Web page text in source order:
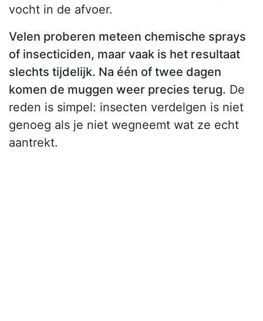
vocht in de afvoer.
Velen proberen meteen chemische sprays
of insecticiden, maar vaak is het resultaat
slechts tijdelijk. Na één of twee dagen
komen de muggen weer precies terug. De
reden is simpel: insecten verdelgen is niet
genoeg als je niet wegneemt wat ze echt
aantrekt.